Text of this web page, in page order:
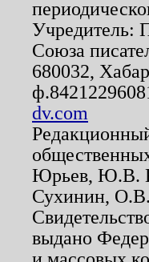
Учредитель:
Союза
680032,
dv.com
Юрьев, Ю.В.
Сухинин,
выдано